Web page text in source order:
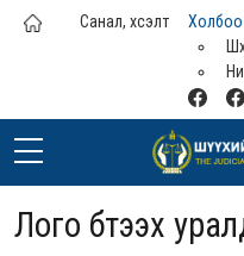
Үндсэн агуулга руу шилжих
Санал, хүсэлт
Холбоо
Лого бүтээх